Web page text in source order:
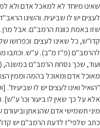
שאינו מיוחד לא למאכל אדם ולא
לעצים יש לו שביעית. והשיגו
שזו באמת כוונת הרמב"ם. אבל
קדו"ש, כל שאינו לעצים. וכפרושו
להרמב"ם (פ"ז מ"ב). ע"ש. וכתבו
ועוד, שכך נסחת הרמב"ם במשנה,
מאוכל אדם ומאוכל בהמה וממין
"הואיל ואינו לעצים יש לו
אלא על כך שאין לו ביעור וכו'
מיני תשמישי אדם שהנאתן וביעורם
כתב שלפי"ז לדעת הרמב"ם יש